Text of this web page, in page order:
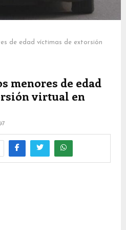
de edad víctimas de extorsión
menores de edad
virtual en